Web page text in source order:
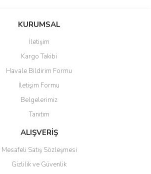
Bu ürüne ilk yorumu siz yapın!
bozuk veya görüntülenemiyor.
eksik bilgiler bulunuyor.
hatalar bulunuyor.
daha pahalı.
alternatifler olmalı.
KURUMSAL
İletişim
Kargo Takibi
Havale Bildirim Formu
İletişim Formu
Belgelerimiz
Tanıtım
ALIŞVERİŞ
Mesafeli Satış Sözleşmesi
Gizlilik ve Güvenlik